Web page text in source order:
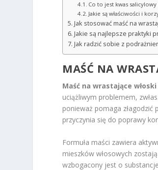
Co to jest kwas salicylowy
Jakie są właściwości i
Jak stosować maść na
Jakie są najlepsze praktyki
Jak radzić sobie z
MAŚĆ NA
Maść na wrastające włoski
uciążliwym problemem,
ponieważ pomaga złagodzić
przyczynia się do poprawy
Formuła maści zawiera
mieszków włosowych
wzbogacony jest o